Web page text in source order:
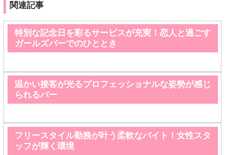
関連記事
特別な記念日を彩るサービスが充実！恋人と過ごす
ガールズバーでのひととき
温かい接客が光るプロフェッショナルな姿勢が感じ
られるバー
フリースタイル勤務が叶う柔軟なバイト！女性スタ
ッフが輝く環境